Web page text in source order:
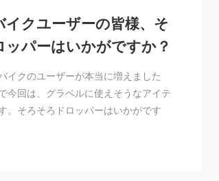
イクユーザーの皆様、そ
ッパーはいかがですか？
イクのユーザーが本当に増えました
今回は、グラベルに使えそうなアイテ
。そろそろドロッパーはいかがです